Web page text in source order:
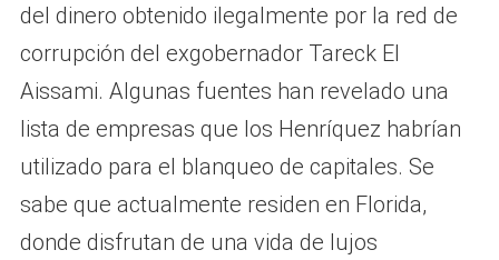
del dinero obtenido ilegalmente por la red de
corrupción del exgobernador Tareck El
Aissami. Algunas fuentes han revelado una
lista de empresas que los Henríquez habrían
utilizado para el blanqueo de capitales. Se
sabe que actualmente residen en Florida,
donde disfrutan de una vida de lujos